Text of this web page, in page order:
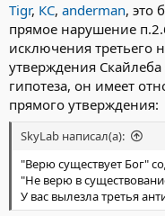
Tigr, КС, anderman, это
прямое нарушение
исключения третьего
утверждения
гипотеза, он имеет
прямого утверждения:
SkyLab написал(а):
"Верю существует Бог"
"Не верю в
У вас вылезла третья